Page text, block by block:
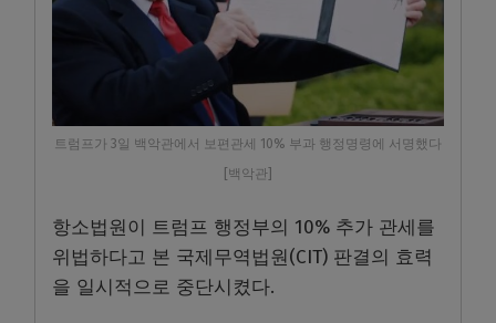
트럼프가 3일 백악관에서 보편관세 10% 부과 행정명령에 서명했다
[백악관]
항소법원이 트럼프 행정부의 10% 추가 관세를
위법하다고 본 국제무역법원(CIT) 판결의 효력
을 일시적으로 중단시켰다.